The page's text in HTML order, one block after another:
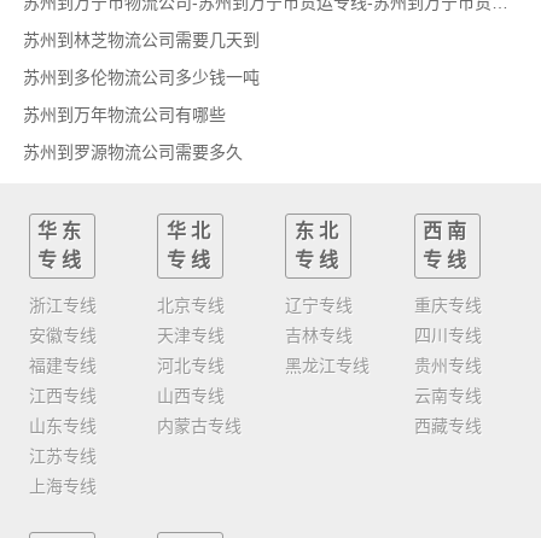
苏州到林芝物流公司需要几天到
苏州到多伦物流公司多少钱一吨
苏州到万年物流公司有哪些
苏州到罗源物流公司需要多久
华东
专线
浙江专线
安徽专线
福建专线
江西专线
山东专线
江苏专线
上海专线
华北
专线
北京专线
天津专线
河北专线
山西专线
内蒙古专线
东北
专线
辽宁专线
吉林专线
黑龙江专线
西南
专线
重庆专线
四川专线
贵州专线
云南专线
西藏专线